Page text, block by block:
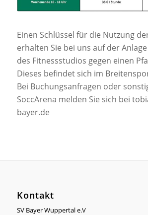
Einen Schlüssel für die Nutzung
erhalten Sie bei uns auf der
des Fitnessstudios gegen einen
Dieses befindet sich im
Bei Buchungsanfragen oder
SoccArena melden Sie sich bei
bayer.de
Kontakt
SV Bayer Wuppertal e.V